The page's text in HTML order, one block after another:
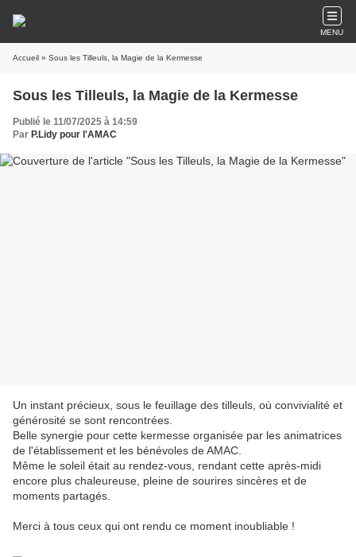
MENU
Accueil » Sous les Tilleuls, la Magie de la Kermesse
Sous les Tilleuls, la Magie de la Kermesse
Publié le 11/07/2025 à 14:59
Par P.Lidy pour l'AMAC
Un instant précieux, sous le feuillage des tilleuls, où convivialité et
générosité se sont rencontrées.
Belle synergie pour cette kermesse organisée par les animatrices
de l'établissement et les bénévoles de AMAC.
Même le soleil était au rendez-vous, rendant cette après-midi
encore plus chaleureuse, pleine de sourires sincères et de
moments partagés.
Merci à tous ceux qui ont rendu ce moment inoubliable !